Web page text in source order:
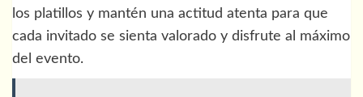
los platillos y mantén una actitud atenta para que
cada invitado se sienta valorado y disfrute al máximo
del evento.